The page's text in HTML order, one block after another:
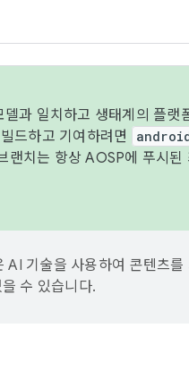
과 일치하고 생태계의 플
드하고 기여하려면
랜치는 항상 AOSP에 푸시
기술을 사용하여 콘텐츠를
수 있습니다.